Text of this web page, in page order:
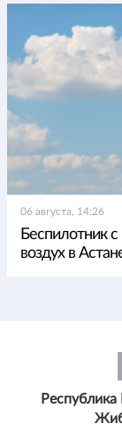
06 августа, 14:26
Беспилотник
воздух в